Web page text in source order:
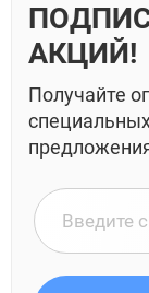
АКЦИЙ!
Получайте